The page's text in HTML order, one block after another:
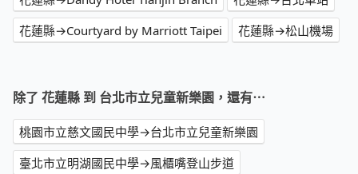
花蓮縣→Courtyard by Marriott Taipei
花蓮縣→松山機場
除了 花蓮縣 到 台北市立兒童新樂園，還有⋯
桃園市立慈文國民中學→台北市立兒童新樂園
臺北市立明湖國民中學→風櫃嘴登山步道